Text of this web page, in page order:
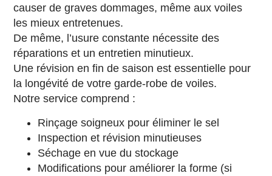
causer de graves dommages, même aux voiles
les mieux entretenues.
De même, l’usure constante nécessite des
réparations et un entretien minutieux.
Une révision en fin de saison est essentielle pour
la longévité de votre garde-robe de voiles.
Notre service comprend :
Rinçage soigneux pour éliminer le sel
Inspection et révision minutieuses
Séchage en vue du stockage
Modifications pour améliorer la forme (si